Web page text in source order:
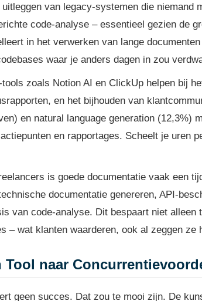
van legacy-systemen die niemand
code-analyse – essentieel gezien de
in het verwerken van lange
waar je anders dagen in zou
zoals Notion AI en ClickUp helpen bij
en het bijhouden van
en natural language generation (12,3%)
en rapportages. Scheelt je uren
is goede documentatie vaak een
documentatie genereren, API-
van code-analyse. Dit bespaart niet alleen
– wat klanten waarderen, ook al zeggen ze
naar
geen succes. Dat zou te mooi zijn. De